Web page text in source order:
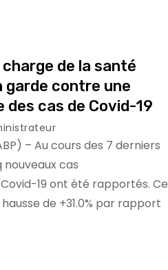
de la santé
garde contre une
des cas de Covid-19
– Au cours des 7 derniers
cas
19 ont été rapportés. Ce
de +31.0% par rapport